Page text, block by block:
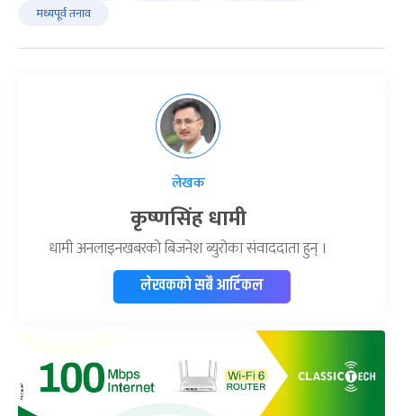
मध्यपूर्व तनाव
लेखक
कृष्णसिंह धामी
धामी अनलाइनखबरको बिजनेश ब्युरोका संवाददाता हुन् ।
लेखकको सबै आर्टिकल